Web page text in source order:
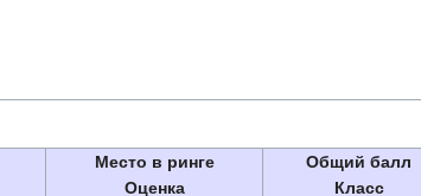
Место в ринге
Оценка
Общий балл
Класс